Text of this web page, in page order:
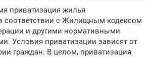
приватизация жилья
соответствии с Жилищным кодексом
и другими нормативными
Условия приватизации зависят от
граждан. В целом, приватизация